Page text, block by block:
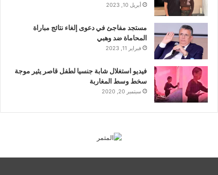
أبريل 10, 2023
مستجد مفاجئ في دعوى إلغاء نتائج مباراة
المحاماة ضد وهبي
فبراير 11, 2023
فيديو استغلال شابة جنسيا لطفل قاصر يثير موجة
سخط وسط المغاربة
سبتمبر 20, 2020